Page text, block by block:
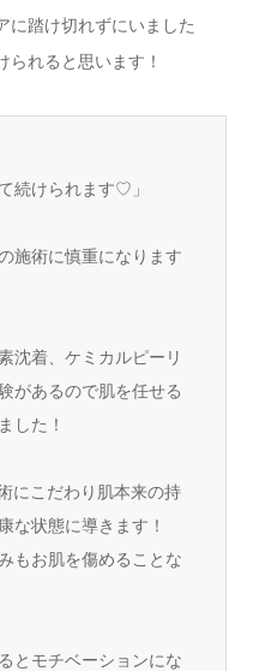
に踏け切れずにいました
られると思います！
続けられます♡」
施術に慎重になります
沈着、ケミカルピーリ
があるので肌を任せる
した！
にこだわり肌本来の持
な状態に導きます！
もお肌を傷めることな
とモチベーションにな